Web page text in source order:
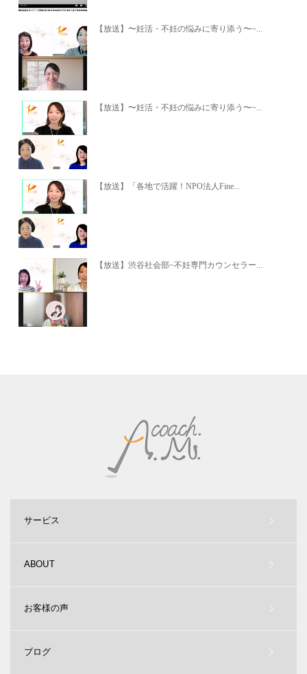
【放送】〜妊活・不妊の悩みに寄り添う〜~...
【放送】〜妊活・不妊の悩みに寄り添う〜~...
【放送】「各地で活躍！NPO法人Fine...
【放送】渋谷社会部~不妊専門カウンセラー...
サービス
ABOUT
お客様の声
ブログ